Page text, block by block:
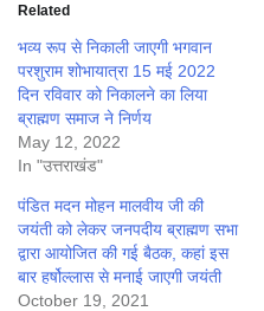
Related
भव्य रूप से निकाली जाएगी भगवान
परशुराम शोभायात्रा 15 मई 2022
दिन रविवार को निकालने का लिया
ब्राह्मण समाज ने निर्णय
May 12, 2022
In "उत्तराखंड"
पंडित मदन मोहन मालवीय जी की
जयंती को लेकर जनपदीय ब्राह्मण सभा
द्वारा आयोजित की गई बैठक, कहां इस
बार हर्षोल्लास से मनाई जाएगी जयंती
October 19, 2021